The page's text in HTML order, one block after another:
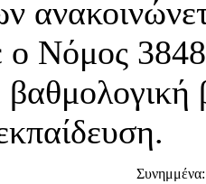
ο Νόμος
Συνημμένα: